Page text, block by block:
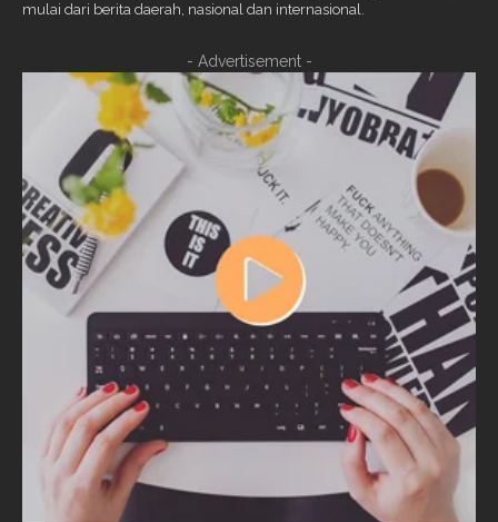
mulai dari berita daerah, nasional dan internasional.
- Advertisement -